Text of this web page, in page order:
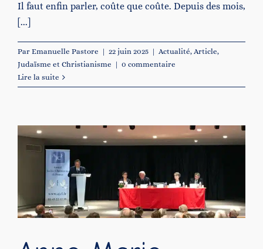
Il faut enfin parler, coûte que coûte. Depuis des mois,
[...]
Par Emanuelle Pastore | 22 juin 2025 | Actualité, Article,
Judaïsme et Christianisme | 0 commentaire
Lire la suite